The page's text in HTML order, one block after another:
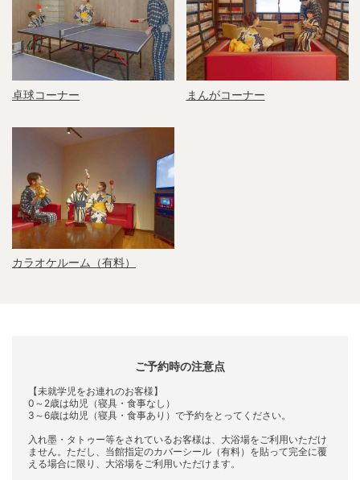
卓球コーナー まんがコーナー
カラオケルーム（有料）
ご予約時の注意点
【未就学児をお連れのお客様】
0～2歳は幼児（寝具・食事なし）
3～6歳は幼児（寝具・食事あり）で予約をとってください。
入れ墨・タトゥー等をされているお客様は、大浴場をご利用いただけ
ません。ただし、当館指定のカバーシール（有料）を貼って完全に覆
える場合に限り、大浴場をご利用いただけます。